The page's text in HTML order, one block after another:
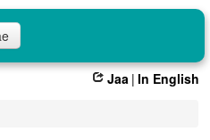
Jaa | In English